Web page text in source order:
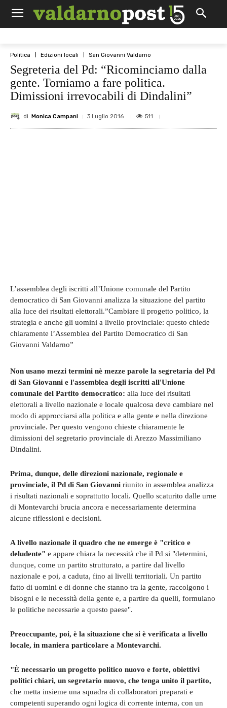
Politica Edizioni locali San Giovanni Valdarno
Segreteria del Pd: “Ricominciamo dalla
gente. Torniamo a fare politica.
Dimissioni irrevocabili di Dindalini”
di Monica Campani 3 Luglio 2016 511
L’assemblea degli iscritti all’Unione comunale del Partito
democratico di San Giovanni analizza la situazione del partito
alla luce dei risultati elettorali.”Cambiare il progetto politico, la
strategia e anche gli uomini a livello provinciale: questo chiede
chiaramente l’Assemblea del Partito Democratico di San
Giovanni Valdarno”
Non usano mezzi termini nè mezze parole la segretaria del Pd
di San Giovanni e l'assemblea degli iscritti all'Unione
comunale del Partito democratico: alla luce dei risultati
elettorali a livello nazionale e locale qualcosa deve cambiare nel
modo di approcciarsi alla politica e alla gente e nella direzione
provinciale. Per questo vengono chieste chiaramente le
dimissioni del segretario provinciale di Arezzo Massimiliano
Dindalini.
Prima, dunque, delle direzioni nazionale, regionale e
provinciale, il Pd di San Giovanni riunito in assemblea analizza
i risultati nazionali e soprattutto locali. Quello scaturito dalle urne
di Montevarchi brucia ancora e necessariamente determina
alcune riflessioni e decisioni.
A livello nazionale il quadro che ne emerge è "critico e
deludente" e appare chiara la necessità che il Pd si "determini,
dunque, come un partito strutturato, a partire dal livello
nazionale e poi, a caduta, fino ai livelli territoriali. Un partito
fatto di uomini e di donne che stanno tra la gente, raccolgono i
bisogni e le necessità della gente e, a partire da quelli, formulano
le politiche necessarie a questo paese".
Preoccupante, poi, è la situazione che si è verificata a livello
locale, in maniera particolare a Montevarchi.
"È necessario un progetto politico nuovo e forte, obiettivi
politici chiari, un segretario nuovo, che tenga unito il partito,
che metta insieme una squadra di collaboratori preparati e
competenti superando ogni logica di corrente interna, con un